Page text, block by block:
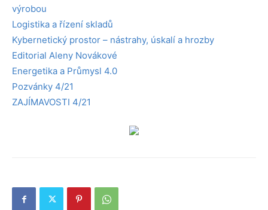
výrobou
Logistika a řízení skladů
Kybernetický prostor – nástrahy, úskalí a hrozby
Editorial Aleny Novákové
Energetika a Průmysl 4.0
Pozvánky 4/21
ZAJÍMAVOSTI 4/21